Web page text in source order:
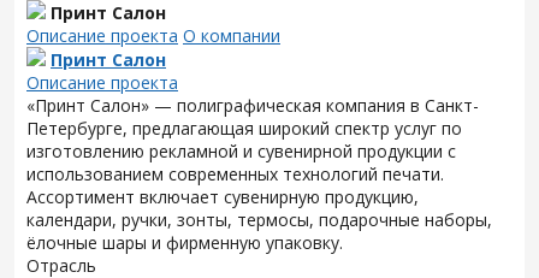
Принт Салон
Описание проекта О компании
Принт Салон
Описание проекта
«Принт Салон» — полиграфическая компания в Санкт-
Петербурге, предлагающая широкий спектр услуг по
изготовлению рекламной и сувенирной продукции с
использованием современных технологий печати.
Ассортимент включает сувенирную продукцию,
календари, ручки, зонты, термосы, подарочные наборы,
ёлочные шары и фирменную упаковку.
Отрасль